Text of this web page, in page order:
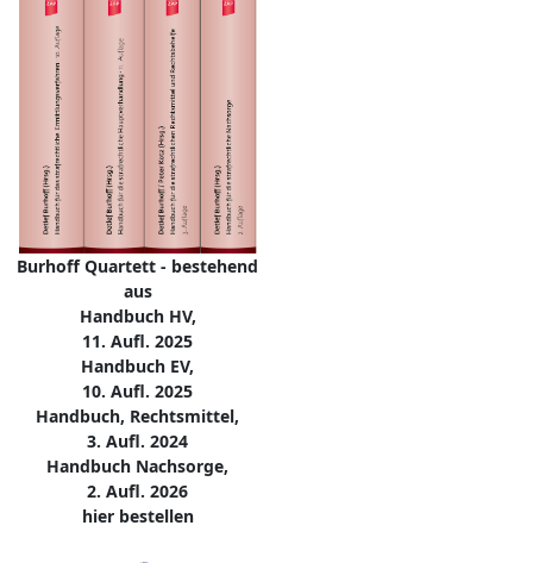
Burhoff Quartett - bestehend
aus
Handbuch HV,
11. Aufl. 2025
Handbuch EV,
10. Aufl. 2025
Handbuch, Rechtsmittel,
3. Aufl. 2024
Handbuch Nachsorge,
2. Aufl. 2026
hier bestellen